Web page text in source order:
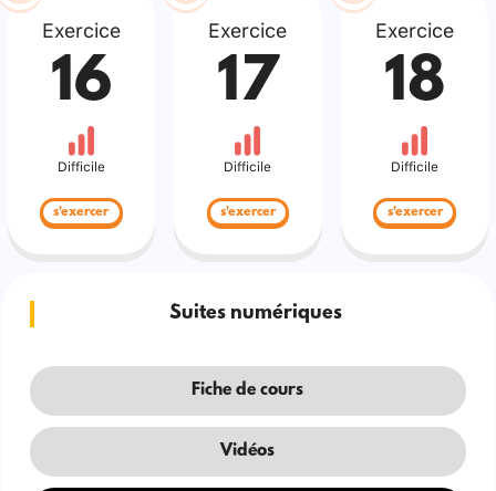
Exercice
16
Difficile
s'exercer
Exercice
17
Difficile
s'exercer
Exercice
18
Difficile
s'exercer
Suites numériques
Fiche de cours
Vidéos